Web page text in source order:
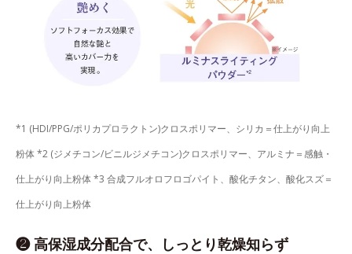
*1 (HDI/PPG/ポリカプロラクトン)クロスポリマー、シリカ＝仕上がり向上
粉体 *2 (ジメチコン/ビニルジメチコン)クロスポリマー、アルミナ＝感触・
仕上がり向上粉体 *3 合成フルオロフロゴパイト、酸化チタン、酸化スズ＝
仕上がり向上粉体
❷ 高保湿成分配合で、しっとり乾燥知らず